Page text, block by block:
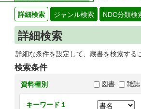
詳細検索 ジャンル検索 NDC分類検
詳細検索
詳細な条件を設定して、蔵書を検索す
検索条件
資料種別 図書 雑誌
キーワード１